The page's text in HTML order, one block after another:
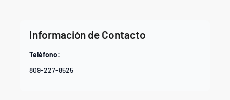
Información de Contacto
Teléfono:
809-227-8525